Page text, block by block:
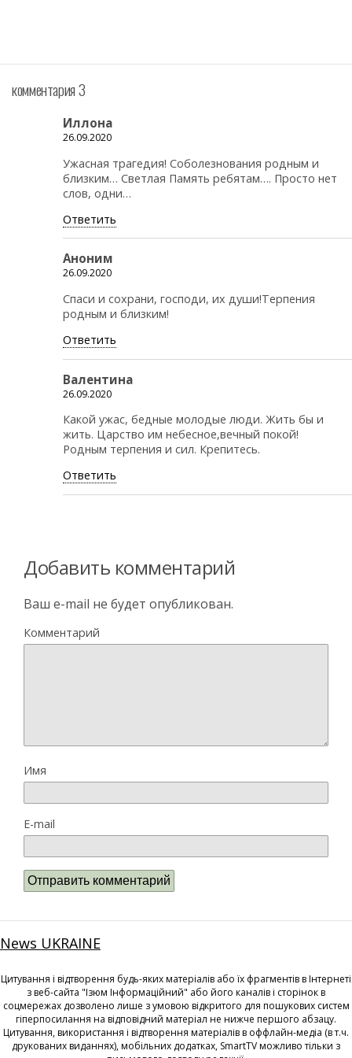
комментария 3
Иллона
26.09.2020
Ужасная трагедия! Соболезнования родным и
близким… Светлая Память ребятам…. Просто нет
слов, одни…
Ответить
Аноним
26.09.2020
Спаси и сохрани, господи, их души!Терпения
родным и близким!
Ответить
Валентина
26.09.2020
Какой ужас, бедные молодые люди. Жить бы и
жить. Царство им небесное,вечный покой!
Родным терпения и сил. Крепитесь.
Ответить
Добавить комментарий
Ваш e-mail не будет опубликован.
Комментарий
Имя
E-mail
News UKRAINE
Цитування і відтворення будь-яких матеріалів або їх фрагментів в Інтернеті
з веб-сайта "Ізюм Інформаційний" або його каналів і сторінок в
соцмережах дозволено лише з умовою відкритого для пошукових систем
гіперпосилання на відповідний матеріал не нижче першого абзацу.
Цитування, використання і відтворення матеріалів в оффлайн-медіа (в т.ч.
друкованих виданнях), мобільних додатках, SmartTV можливо тільки з